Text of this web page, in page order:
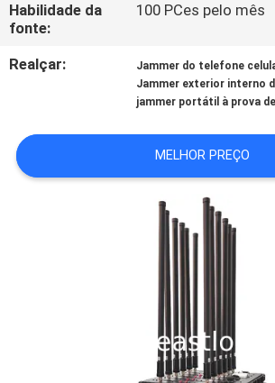
NOTÍCIA
SOLICITE UM
Habilidade da
fonte:
100 PCes pelo mês
Realçar: Jammer do telefone
Jammer exterior interno
jammer portátil à prova
MELHOR PREÇO